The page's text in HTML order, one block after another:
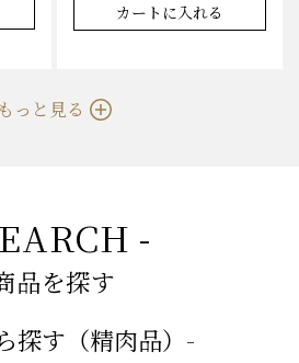
カートに入れる
もっと見る
-
品を探す
探す（精肉品）-